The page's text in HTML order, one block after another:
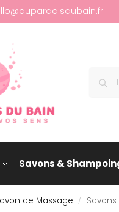
Savons &
de Massage /